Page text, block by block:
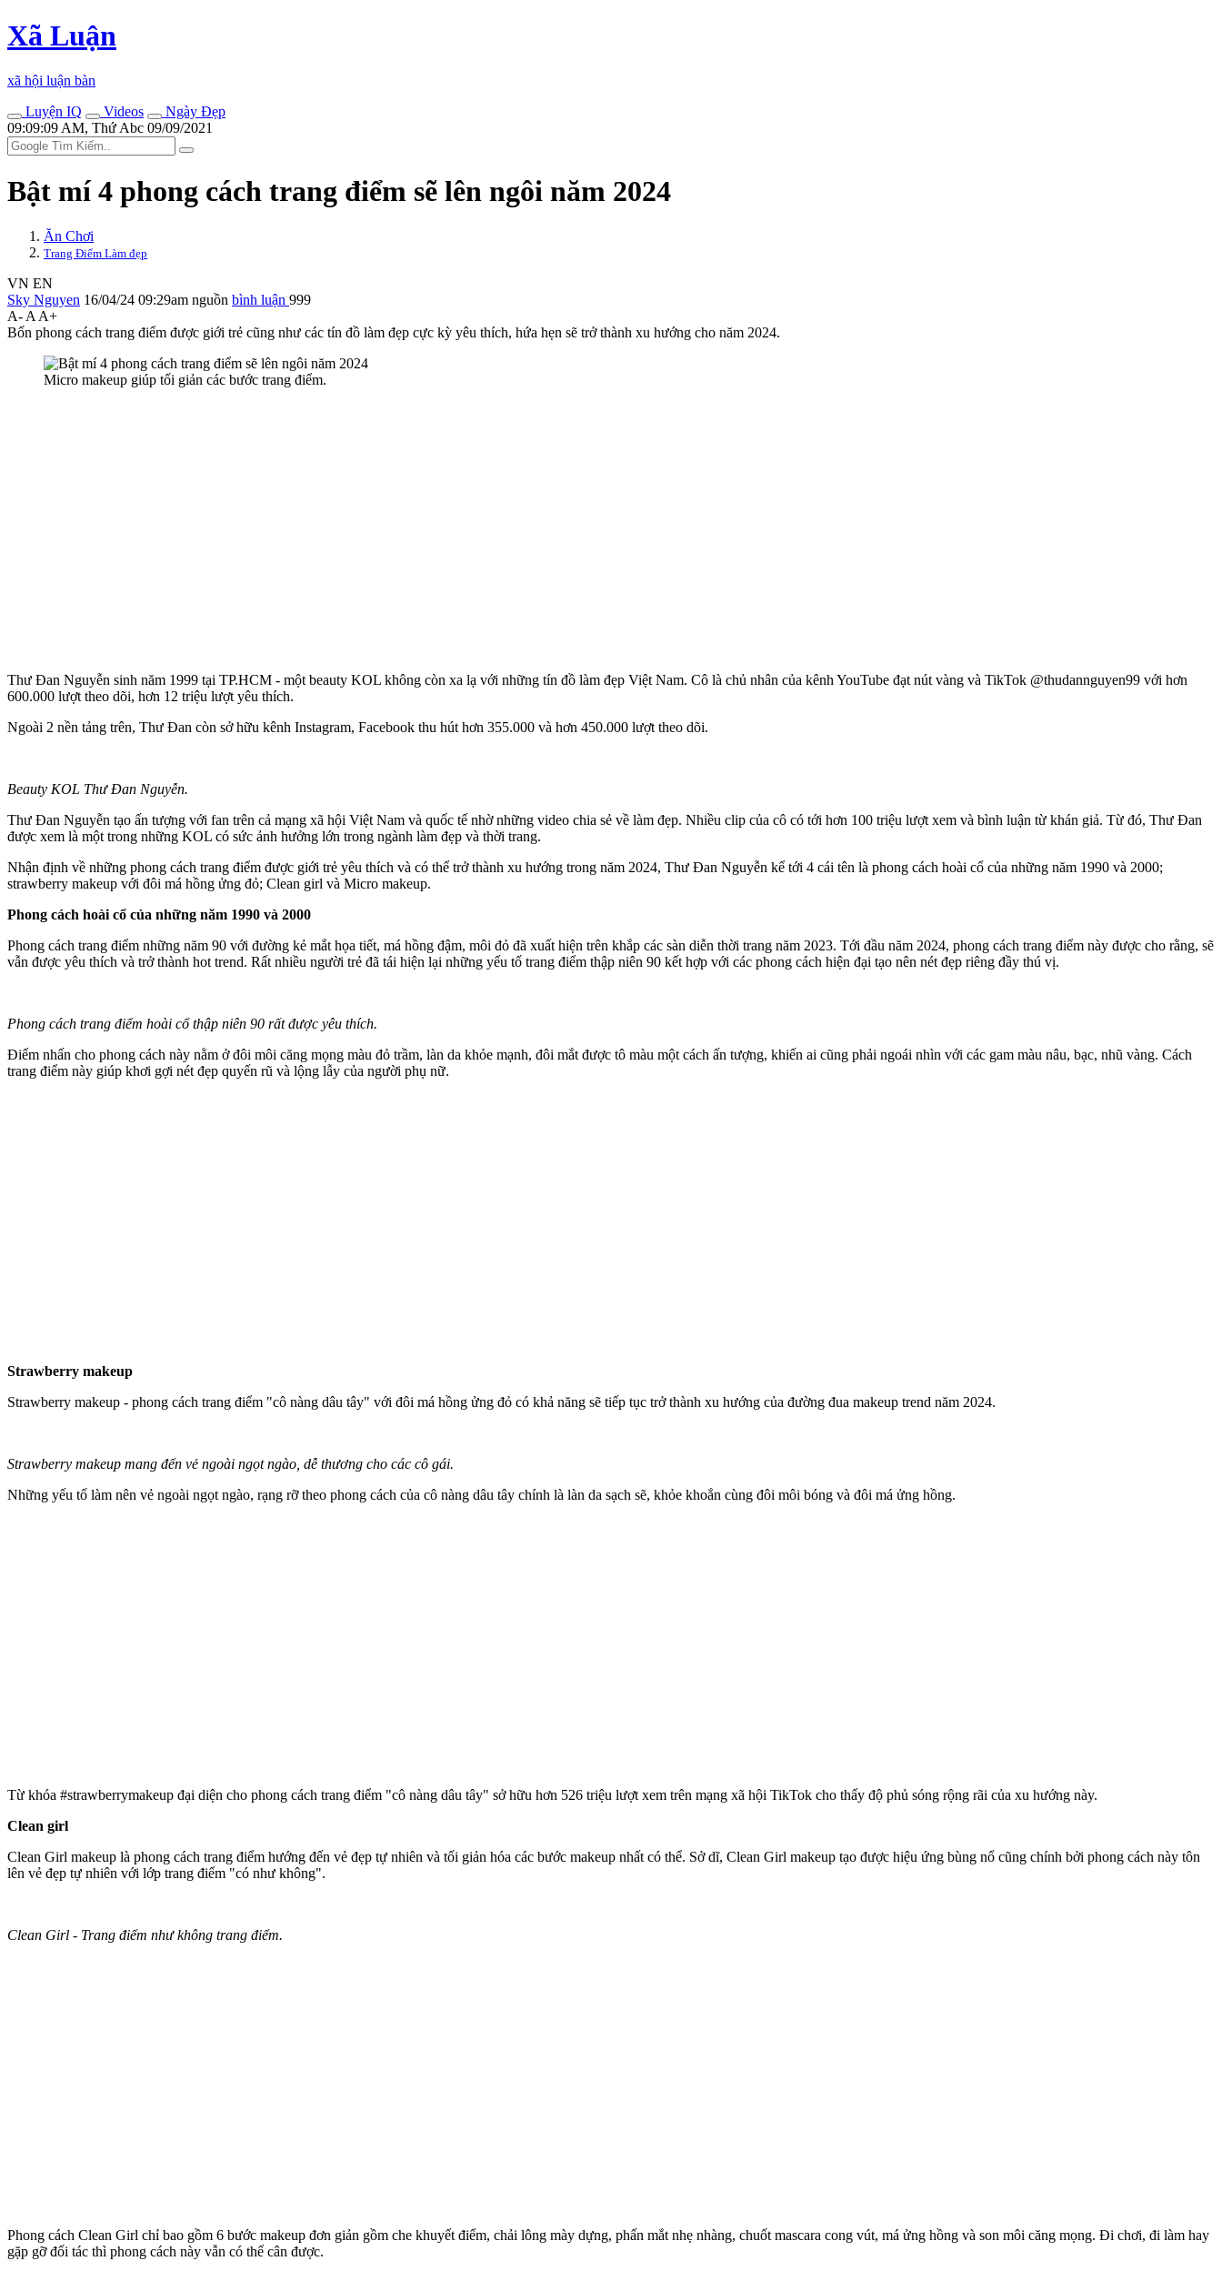
Xã Luận
xã hội luận bàn
Luyện IQ
Videos
Ngày Đẹp
09:09:09 AM, Thứ Abc 09/09/2021
Bật mí 4 phong cách trang điểm sẽ lên ngôi năm 2024
Ăn Chơi
Trang Điểm Làm đẹp
VN EN
Sky Nguyen 16/04/24 09:29am nguồn bình luận 999
A- A A+
Bốn phong cách trang điểm được giới trẻ cũng như các tín đồ làm đẹp cực kỳ yêu thích, hứa hẹn sẽ trở thành xu hướng cho năm 2024.
Micro makeup giúp tối giản các bước trang điểm.
Thư Đan Nguyễn sinh năm 1999 tại TP.HCM - một beauty KOL không còn xa lạ với những tín đồ làm đẹp Việt Nam. Cô là chủ nhân của kênh YouTube đạt nút vàng và TikTok @thudannguyen99 với hơn
600.000 lượt theo dõi, hơn 12 triệu lượt yêu thích.
Ngoài 2 nền tảng trên, Thư Đan còn sở hữu kênh Instagram, Facebook thu hút hơn 355.000 và hơn 450.000 lượt theo dõi.
Beauty KOL Thư Đan Nguyễn.
Thư Đan Nguyễn tạo ấn tượng với fan trên cả mạng xã hội Việt Nam và quốc tế nhờ những video chia sẻ về làm đẹp. Nhiều clip của cô có tới hơn 100 triệu lượt xem và bình luận từ khán giả. Từ đó, Thư Đan
được xem là một trong những KOL có sức ảnh hưởng lớn trong ngành làm đẹp và thời trang.
Nhận định về những phong cách trang điểm được giới trẻ yêu thích và có thể trở thành xu hướng trong năm 2024, Thư Đan Nguyễn kể tới 4 cái tên là phong cách hoài cổ của những năm 1990 và 2000;
strawberry makeup với đôi má hồng ửng đỏ; Clean girl và Micro makeup.
Phong cách hoài cổ của những năm 1990 và 2000
Phong cách trang điểm những năm 90 với đường kẻ mắt họa tiết, má hồng đậm, môi đỏ đã xuất hiện trên khắp các sàn diễn thời trang năm 2023. Tới đầu năm 2024, phong cách trang điểm này được cho rằng, sẽ
vẫn được yêu thích và trở thành hot trend. Rất nhiều người trẻ đã tái hiện lại những yếu tố trang điểm thập niên 90 kết hợp với các phong cách hiện đại tạo nên nét đẹp riêng đầy thú vị.
Phong cách trang điểm hoài cổ thập niên 90 rất được yêu thích.
Điểm nhấn cho phong cách này nằm ở đôi môi căng mọng màu đỏ trầm, làn da khỏe mạnh, đôi mắt được tô màu một cách ấn tượng, khiến ai cũng phải ngoái nhìn với các gam màu nâu, bạc, nhũ vàng. Cách
trang điểm này giúp khơi gợi nét đẹp quyến rũ và lộng lẫy của người phụ nữ.
Strawberry makeup
Strawberry makeup - phong cách trang điểm "cô nàng dâu tây" với đôi má hồng ửng đỏ có khả năng sẽ tiếp tục trở thành xu hướng của đường đua makeup trend năm 2024.
Strawberry makeup mang đến vẻ ngoài ngọt ngào, dễ thương cho các cô gái.
Những yếu tố làm nên vẻ ngoài ngọt ngào, rạng rỡ theo phong cách của cô nàng dâu tây chính là làn da sạch sẽ, khỏe khoắn cùng đôi môi bóng và đôi má ửng hồng.
Từ khóa #strawberrymakeup đại diện cho phong cách trang điểm "cô nàng dâu tây" sở hữu hơn 526 triệu lượt xem trên mạng xã hội TikTok cho thấy độ phủ sóng rộng rãi của xu hướng này.
Clean girl
Clean Girl makeup là phong cách trang điểm hướng đến vẻ đẹp tự nhiên và tối giản hóa các bước makeup nhất có thể. Sở dĩ, Clean Girl makeup tạo được hiệu ứng bùng nổ cũng chính bởi phong cách này tôn
lên vẻ đẹp tự nhiên với lớp trang điểm "có như không".
Clean Girl - Trang điểm như không trang điểm.
Phong cách Clean Girl chỉ bao gồm 6 bước makeup đơn giản gồm che khuyết điểm, chải lông mày dựng, phấn mắt nhẹ nhàng, chuốt mascara cong vút, má ửng hồng và son môi căng mọng. Đi chơi, đi làm hay
gặp gỡ đối tác thì phong cách này vẫn có thể cân được.